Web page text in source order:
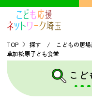
TOP
こどもの貧
TOP
探す / こどもの居
草加松原子ども食堂
こ